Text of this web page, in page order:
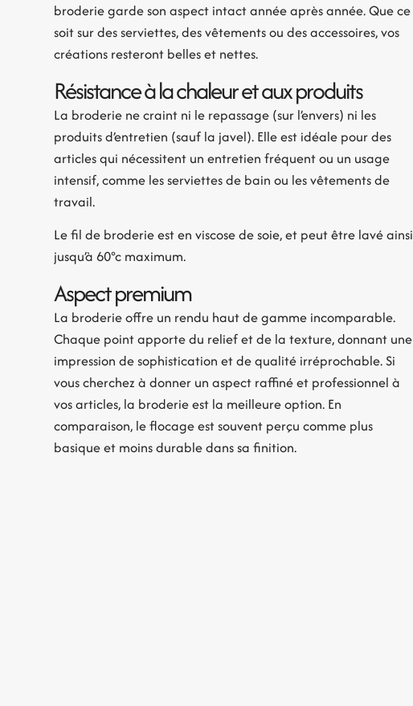
broderie garde son aspect intact année après année. Que ce
soit sur des serviettes, des vêtements ou des accessoires, vos
créations resteront belles et nettes.
Résistance à la chaleur et aux produits
La broderie ne craint ni le repassage (sur l’envers) ni les
produits d’entretien (sauf la javel). Elle est idéale pour des
articles qui nécessitent un entretien fréquent ou un usage
intensif, comme les serviettes de bain ou les vêtements de
travail.
Le fil de broderie est en viscose de soie, et peut être lavé ainsi
jusqu’à 60°c maximum.
Aspect premium
La broderie offre un rendu haut de gamme incomparable.
Chaque point apporte du relief et de la texture, donnant une
impression de sophistication et de qualité irréprochable. Si
vous cherchez à donner un aspect raffiné et professionnel à
vos articles, la broderie est la meilleure option. En
comparaison, le flocage est souvent perçu comme plus
basique et moins durable dans sa finition.